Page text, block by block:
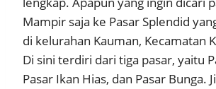
Mampir saja ke Pasar Splendid
di kelurahan Kauman, Kecamatan
Di sini terdiri dari tiga pasar, yaitu
Pasar Ikan Hias, dan Pasar Bunga.